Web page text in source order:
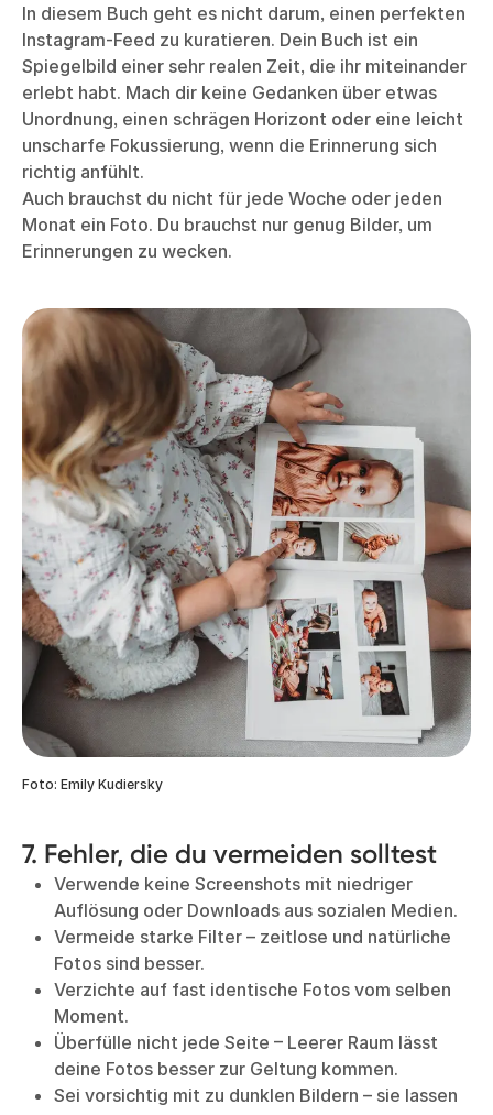
In diesem Buch geht es nicht darum, einen perfekten
Instagram-Feed zu kuratieren. Dein Buch ist ein
Spiegelbild einer sehr realen Zeit, die ihr miteinander
erlebt habt. Mach dir keine Gedanken über etwas
Unordnung, einen schrägen Horizont oder eine leicht
unscharfe Fokussierung, wenn die Erinnerung sich
richtig anfühlt.
Auch brauchst du nicht für jede Woche oder jeden
Monat ein Foto. Du brauchst nur genug Bilder, um
Erinnerungen zu wecken.
Foto: Emily Kudiersky
7. Fehler, die du vermeiden solltest
Verwende keine Screenshots mit niedriger
Auflösung oder Downloads aus sozialen Medien.
Vermeide starke Filter – zeitlose und natürliche
Fotos sind besser.
Verzichte auf fast identische Fotos vom selben
Moment.
Überfülle nicht jede Seite – Leerer Raum lässt
deine Fotos besser zur Geltung kommen.
Sei vorsichtig mit zu dunklen Bildern – sie lassen